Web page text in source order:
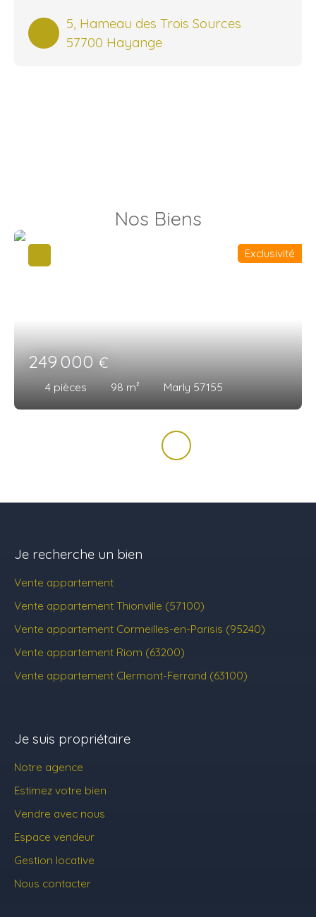
5, Hameau des Trois Sources
57700 Hayange
Nos Biens
249 000€
4 pièces 98 m² Marly 57155
Exclusivité
Je recherche un bien
Vente appartement
Vente appartement Thionville (57100)
Vente appartement Cormeilles-en-Parisis (95240)
Vente appartement Riom (63200)
Vente appartement Clermont-Ferrand (63100)
Je suis propriétaire
Notre agence
Estimez votre bien
Vendre avec nous
Espace vendeur
Gestion locative
Nous contacter